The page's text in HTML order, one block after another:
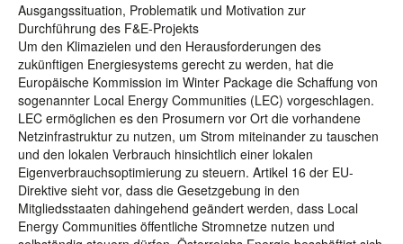
Ausgangssituation, Problematik und Motivation zur
Durchführung des F&E-Projekts
Um den Klimazielen und den Herausforderungen des
zukünftigen Energiesystems gerecht zu werden, hat die
Europäische Kommission im Winter Package die Schaffung von
sogenannter Local Energy Communities (LEC) vorgeschlagen.
LEC ermöglichen es den Prosumern vor Ort die vorhandene
Netzinfrastruktur zu nutzen, um Strom miteinander zu tauschen
und den lokalen Verbrauch hinsichtlich einer lokalen
Eigenverbrauchsoptimierung zu steuern. Artikel 16 der EU-
Direktive sieht vor, dass die Gesetzgebung in den
Mitgliedsstaaten dahingehend geändert werden, dass Local
Energy Communities öffentliche Stromnetze nutzen und